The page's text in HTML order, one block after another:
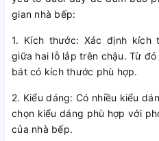
gian nhà bếp:
1. Kích thước: Xác định kích
giữa hai lỗ lắp trên chậu. Từ
bát có kích thước phù hợp.
2. Kiểu dáng: Có nhiều kiểu
chọn kiểu dáng phù hợp với
của nhà bếp.